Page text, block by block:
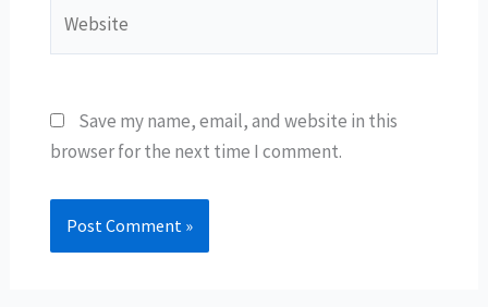
Save my name, email, and website in this
browser for the next time I comment.